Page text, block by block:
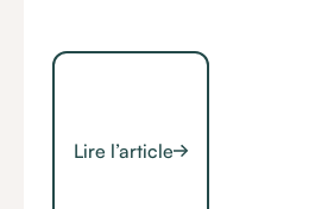
Lire l’article